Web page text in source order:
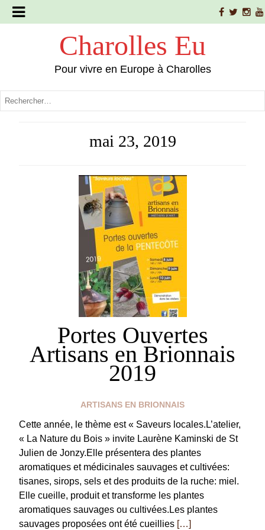
Charolles Eu
Pour vivre en Europe à Charolles
mai 23, 2019
Portes Ouvertes
Artisans en Brionnais
2019
ARTISANS EN BRIONNAIS
Cette année, le thème est « Saveurs locales.L’atelier,
« La Nature du Bois » invite Laurène Kaminski de St
Julien de Jonzy.Elle présentera des plantes
aromatiques et médicinales sauvages et cultivées:
tisanes, sirops, sels et des produits de la ruche: miel.
Elle cueille, produit et transforme les plantes
aromatiques sauvages ou cultivées.Les plantes
sauvages proposées ont été cueillies […]